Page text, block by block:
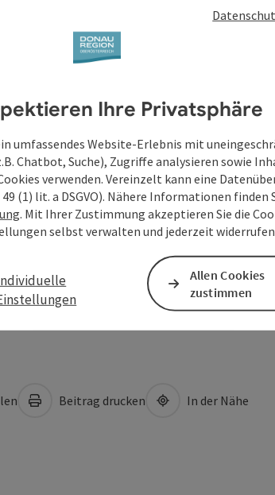
Beitrag drucken In der Nähe
Ihre Privatsphäre
umfassendes Website-Erlebnis mit
Chatbot, Suche), Zugriffe analysieren sowie
verwenden. Vereinzelt kann eine
(1) lit. a DSGVO). Nähere Informationen finden
. Mit Ihrer Zustimmung akzeptieren Sie die
selbst verwalten und jederzeit
Allen Cookies
zustimmen